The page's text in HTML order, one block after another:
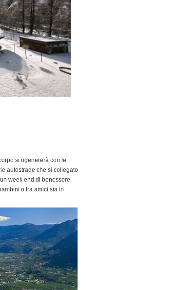
si rigenererà con le
autostrade che si collegato
week end di benessere,
o tra amici sia in